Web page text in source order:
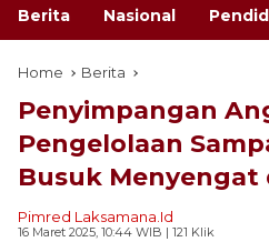
Berita Nasional
Home Berita
Penyimpangan
Pengelolaan
Busuk Menyengat
Pimred Laksamana.id
16 Maret 2025, 10:44 WIB | 121 Klik